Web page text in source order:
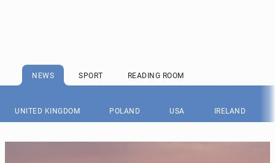
NEWS SPORT READING ROOM
UNITED KINGDOM POLAND USA IRELAND